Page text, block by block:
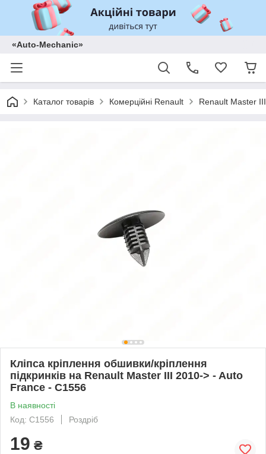
«Auto-Mechanic»
Каталог товарів Комерційні Renault Renault Master
Кліпса кріплення обшивки/кріплення
підкринків на Renault Master III 2010-> - Auto
France - C1556
В наявності
Код: C1556
Роздріб
19 ₴